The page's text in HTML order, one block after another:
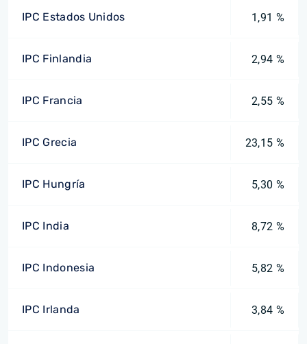
IPC Estados Unidos 1,91 %
IPC Finlandia 2,94 %
IPC Francia 2,55 %
IPC Grecia 23,15 %
IPC Hungría 5,30 %
IPC India 8,72 %
IPC Indonesia 5,82 %
IPC Irlanda 3,84 %